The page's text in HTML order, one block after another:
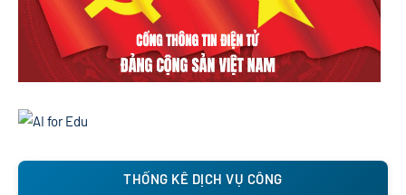
THỐNG KÊ DỊCH VỤ CÔNG